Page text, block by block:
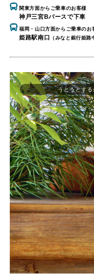
関東方面からご乗車のお客様
神戸三宮Bバースで下車
福岡・山口方面からご乗車のお
姫路駅南口 （みなと銀行姫路
うとうとす